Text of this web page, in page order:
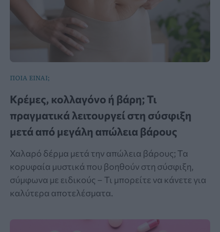
ΠΟΙΑ ΕΙΝΑΙ;
Κρέμες, κολλαγόνο ή βάρη; Τι
πραγματικά λειτουργεί στη σύσφιξη
μετά από μεγάλη απώλεια βάρους
Χαλαρό δέρμα μετά την απώλεια βάρους; Τα
κορυφαία μυστικά που βοηθούν στη σύσφιξη,
σύμφωνα με ειδικούς – Τι μπορείτε να κάνετε για
καλύτερα αποτελέσματα.